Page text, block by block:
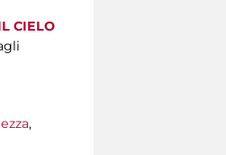
CIELO
,